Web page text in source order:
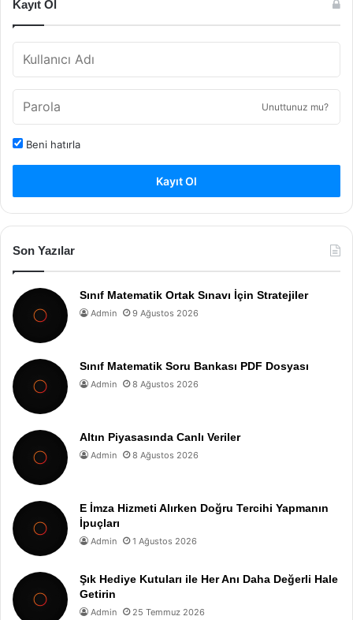
Kayıt Ol
Unuttunuz mu?
Beni hatırla
Kayıt Ol
Son Yazılar
Sınıf Matematik Ortak Sınavı İçin Stratejiler
Admin 9 Ağustos 2026
Sınıf Matematik Soru Bankası PDF Dosyası
Admin 8 Ağustos 2026
Altın Piyasasında Canlı Veriler
Admin 8 Ağustos 2026
E İmza Hizmeti Alırken Doğru Tercihi Yapmanın
İpuçları
Admin 1 Ağustos 2026
Şık Hediye Kutuları ile Her Anı Daha Değerli Hale
Getirin
Admin 25 Temmuz 2026